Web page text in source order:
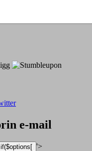
e-mail
'>